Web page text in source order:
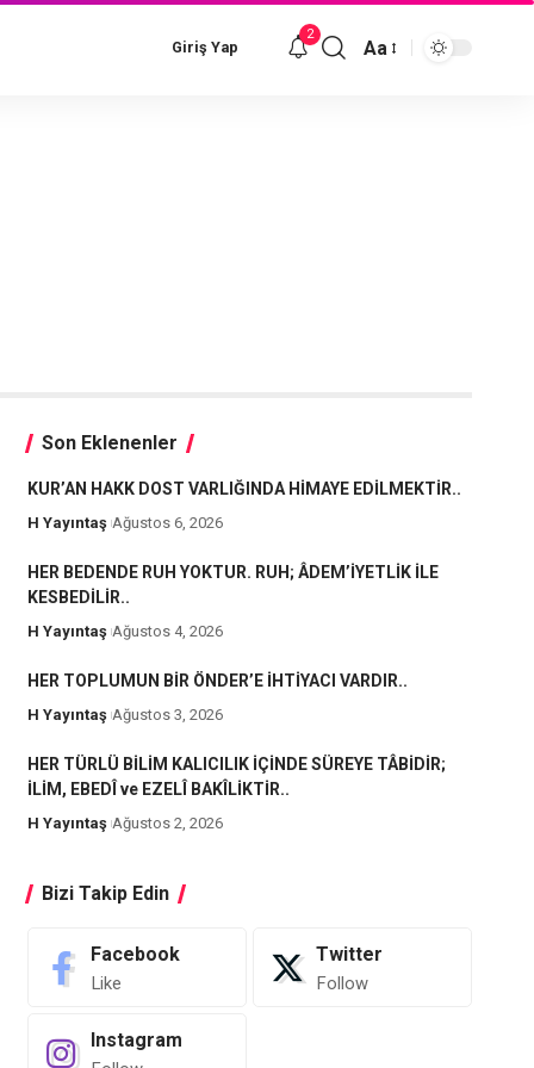
Giriş Yap
2
Font
Aa
Son Eklenenler
KUR’AN HAKK DOST VARLIĞINDA HİMAYE EDİLMEKTİR..
H Yayıntaş Ağustos 6, 2026
HER BEDENDE RUH YOKTUR. RUH; ÂDEM’İYETLİK İLE
KESBEDİLİR..
H Yayıntaş Ağustos 4, 2026
HER TOPLUMUN BİR ÖNDER’E İHTİYACI VARDIR..
H Yayıntaş Ağustos 3, 2026
HER TÜRLÜ BİLİM KALICILIK İÇİNDE SÜREYE TÂBİDİR;
İLİM, EBEDÎ ve EZELÎ BAKÎLİKTİR..
H Yayıntaş Ağustos 2, 2026
Bizi Takip Edin
Facebook
Like
Twitter
Follow
Instagram